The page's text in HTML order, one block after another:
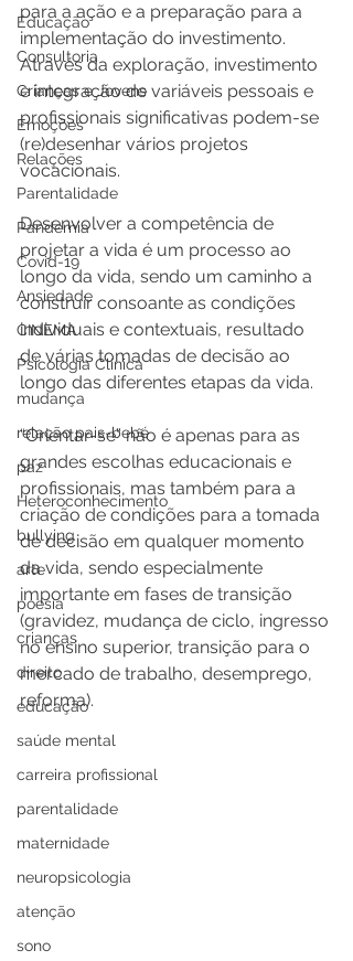
Educação
Consultoria
Crianças e Jovens
Emoções
Relações
Parentalidade
Pandemia
Covid-19
Ansiedade
CINEMA
Psicologia Clínica
mudança
relação pais-bebé
paz
Heteroconhecimento
bullying
arte
poesia
crianças
direito
educação
saúde mental
carreira profissional
parentalidade
maternidade
neuropsicologia
atenção
sono
para a ação e a preparação para a
implementação do investimento.
Através da exploração, investimento
e integração de variáveis pessoais e
profissionais significativas podem-se
(re)desenhar vários projetos
vocacionais.
Desenvolver a competência de
projetar a vida é um processo ao
longo da vida, sendo um caminho a
construir consoante as condições
individuais e contextuais, resultado
de várias tomadas de decisão ao
longo das diferentes etapas da vida.
“Orientar-se” não é apenas para as
grandes escolhas educacionais e
profissionais, mas também para a
criação de condições para a tomada
de decisão em qualquer momento
da vida, sendo especialmente
importante em fases de transição
(gravidez, mudança de ciclo, ingresso
no ensino superior, transição para o
mercado de trabalho, desemprego,
reforma).